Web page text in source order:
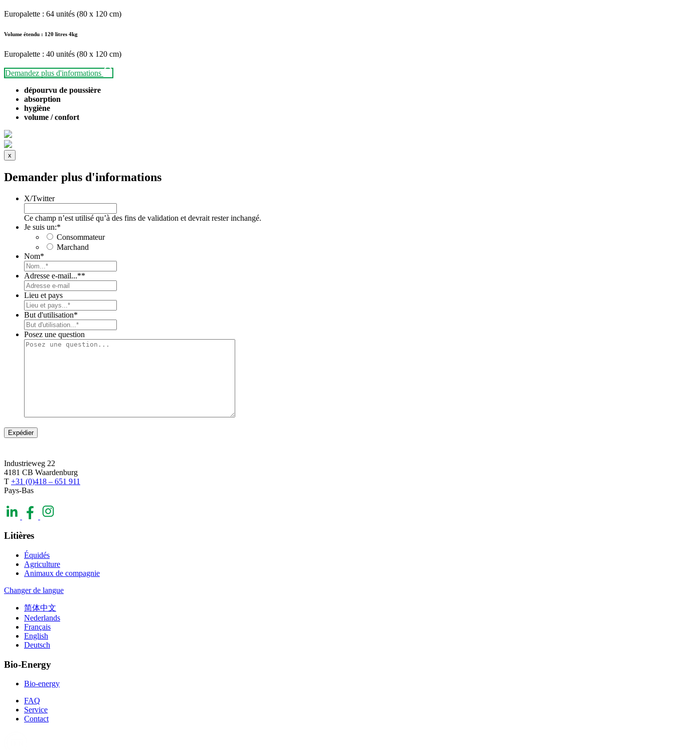
Europalette : 64 unités (80 x 120 cm)
Volume étendu : 120 litres 4kg
Europalette : 40 unités (80 x 120 cm)
Demandez plus d'informations
dépourvu de poussière
absorption
hygiène
volume / confort
x
Demander plus d'informations
X/Twitter
Ce champ n’est utilisé qu’à des fins de validation et devrait rester inchangé.
Je suis un:*
Consommateur
Marchand
Nom*
Adresse e-mail...**
Lieu et pays
But d'utilisation*
Posez une question
Industrieweg 22
4181 CB Waardenburg
T +31 (0)418 – 651 911
Pays-Bas
Litières
Équidés
Agriculture
Animaux de compagnie
Changer de langue
简体中文
Nederlands
Français
English
Deutsch
Bio-Energy
Bio-energy
FAQ
Service
Contact